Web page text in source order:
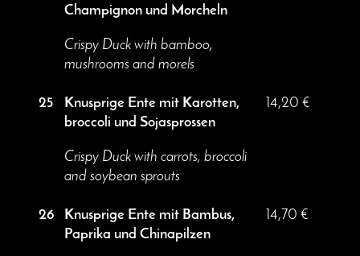
Champignon und Morcheln
Crispy Duck with bamboo,
mushrooms and morels
25
Knusprige Ente mit Karotten,
broccoli und Sojasprossen
Crispy Duck with carrots, broccoli
and soybean sprouts
14,20 €
26
Knusprige Ente mit Bambus,
Paprika und Chinapilzen
14,70 €